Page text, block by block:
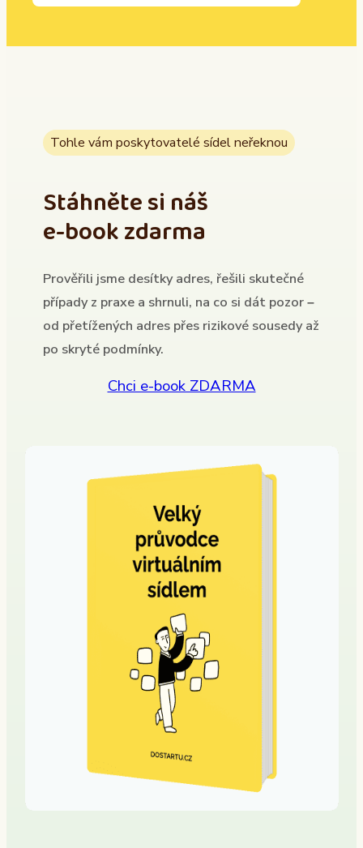
Tohle vám poskytovatelé sídel neřeknou
Stáhněte si náš
e-book zdarma
Prověřili jsme desítky adres, řešili skutečné
případy z praxe a shrnuli, na co si dát pozor –
od přetížených adres přes rizikové sousedy až
po skryté podmínky.
Chci e-book ZDARMA